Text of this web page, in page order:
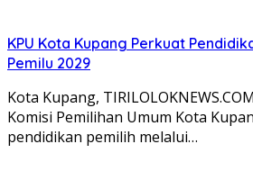
KPU Kota Kupang Perkuat
Pemilu 2029
Kota Kupang,
Komisi Pemilihan Umum Kota
pendidikan pemilih melalui…